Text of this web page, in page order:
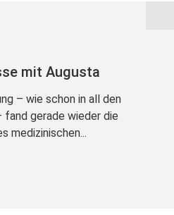
mit Augusta
– wie schon in all den
fand gerade wieder die
medizinischen...